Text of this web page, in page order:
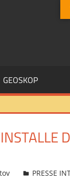
GEOSKOP
PRESSE